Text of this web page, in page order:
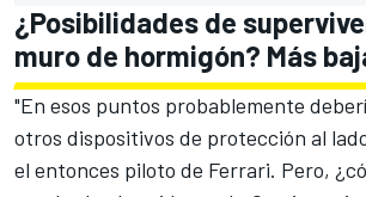
¿Posibilidades de
muro de hormigón? Más
"En esos puntos probablemente
otros dispositivos de protección al
el entonces piloto de Ferrari. Pero,